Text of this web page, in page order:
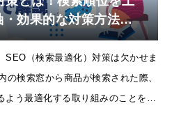
効果的な対策方法を
SEO（検索最適化）対策は欠かせま
検索窓から商品が検索された際、
よう最適化する取り組みのことを指